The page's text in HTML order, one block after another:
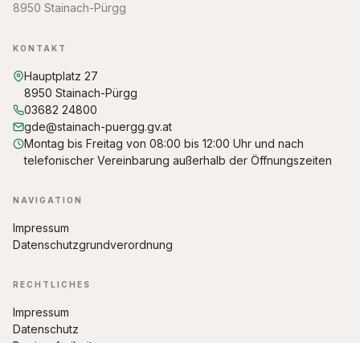
8950 Stainach-Pürgg
KONTAKT
Hauptplatz 27
8950 Stainach-Pürgg
03682 24800
gde@stainach-puergg.gv.at
Montag bis Freitag von 08:00 bis 12:00 Uhr und nach
telefonischer Vereinbarung außerhalb der Öffnungszeiten
NAVIGATION
Impressum
Datenschutzgrundverordnung
RECHTLICHES
Impressum
Datenschutz